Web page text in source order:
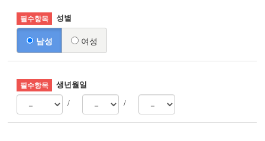
성별
남성 여성
생년월일
/
/